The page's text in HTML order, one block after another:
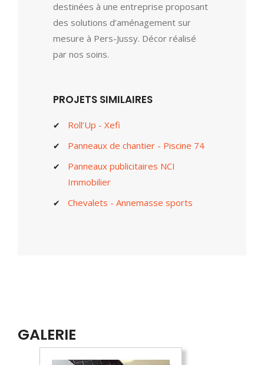
destinées à une entreprise proposant
des solutions d’aménagement sur
mesure à Pers-Jussy. Décor réalisé
par nos soins.
PROJETS SIMILAIRES
Roll’Up - Xefi
Panneaux de chantier - Piscine 74
Panneaux publicitaires NCI
Immobilier
Chevalets - Annemasse sports
GALERIE